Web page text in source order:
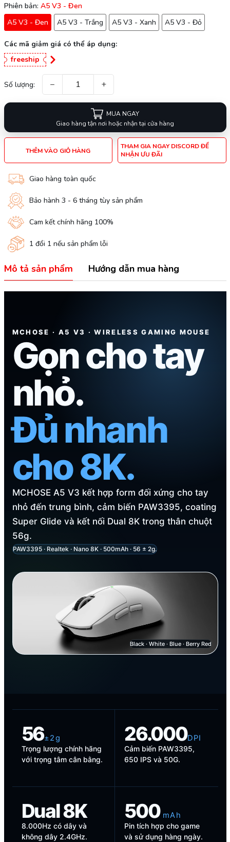
Phiên bản: A5 V3 - Đen
A5 V3 - Đen
A5 V3 - Trắng A5 V3 - Xanh A5 V3 - Đỏ
Các mã giảm giá có thể áp dụng:
freeship
Số lượng: − +
MUA NGAY
Giao hàng tận nơi hoặc nhận tại cửa hàng
THÊM VÀO GIỎ HÀNG
THAM GIA NGAY DISCORD ĐỂ
NHẬN ƯU ĐÃI
Giao hàng toàn quốc
Bảo hành 3 - 6 tháng tùy sản phẩm
Cam kết chính hãng 100%
1 đổi 1 nếu sản phẩm lỗi
Mô tả sản phẩm Hướng dẫn mua hàng
MCHOSE · A5 V3 · WIRELESS GAMING MOUSE
Gọn cho tay
nhỏ.
Đủ nhanh
cho 8K.
MCHOSE A5 V3 kết hợp form đối xứng cho tay
nhỏ đến trung bình, cảm biến PAW3395, coating
Super Glide và kết nối Dual 8K trong thân chuột
56g.
PAW3395 · Realtek · Nano 8K · 500mAh · 56 ± 2g.
Black · White · Blue · Berry Red
56± 2 g
Trọng lượng chính hãng
với trọng tâm cân bằng.
26.000D P I
Cảm biến PAW3395,
650 IPS và 50G.
Dual 8K
8.000Hz có dây và
không dây 2.4GHz.
500 m A h
Pin tích hợp cho game
và sử dụng hàng ngày.